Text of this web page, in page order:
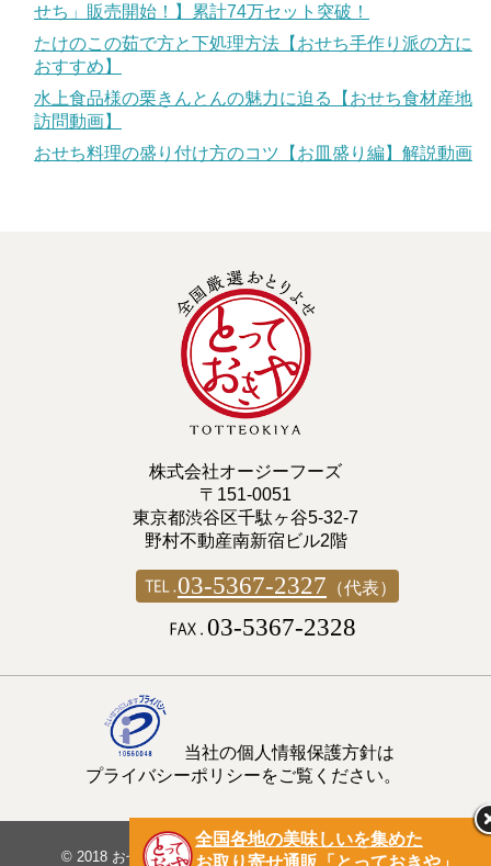
せち」販売開始！】累計74万セット突破！
たけのこの茹で方と下処理方法【おせち手作り派の方に
おすすめ】
水上食品様の栗きんとんの魅力に迫る【おせち食材産地
訪問動画】
おせち料理の盛り付け方のコツ【お皿盛り編】解説動画
株式会社オージーフーズ
〒151-0051
東京都渋谷区千駄ヶ谷5-32-7
野村不動産南新宿ビル2階
03-5367-2327 （代表）
03-5367-2328
当社の個人情報保護方針は
プライバシーポリシーをご覧ください。
© 2018 おせち料理ブログ｜オージーフーズとっておきや .
全国各地の美味しいを集めた
お取り寄せ通販「とっておきや」